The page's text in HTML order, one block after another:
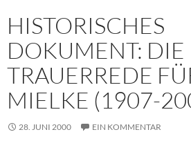
HISTORISCHES
DOKUMENT: DIE
TRAUERREDE
MIELKE (1907-
28. JUNI 2000 EIN KOMMENTAR